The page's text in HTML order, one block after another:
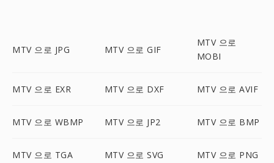
MTV 으로 JPG MTV 으로 GIF
MTV 으로
MOBI
MTV 으로 EXR MTV 으로 DXF MTV 으로 AVIF
MTV 으로 WBMP MTV 으로 JP2 MTV 으로 BMP
MTV 으로 TGA MTV 으로 SVG MTV 으로 PNG